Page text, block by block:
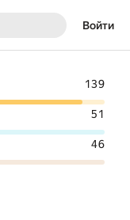
Войти
139
51
46